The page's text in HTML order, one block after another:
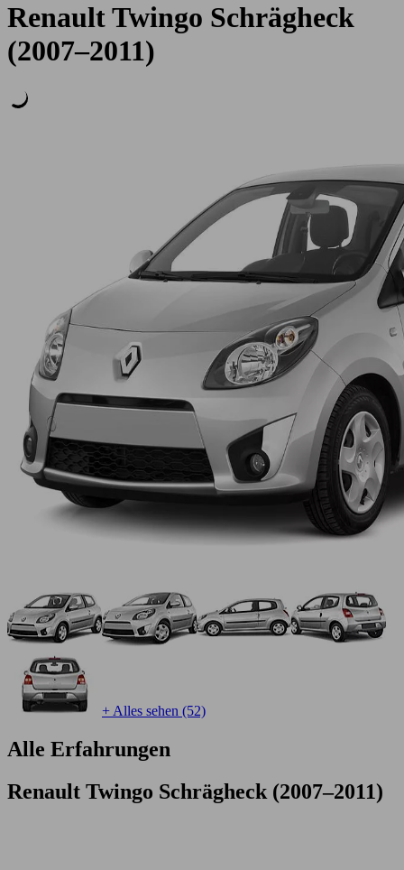
Renault Twingo Schrägheck
(2007–2011)
+ Alles sehen (52)
Alle Erfahrungen
Renault Twingo Schrägheck (2007–2011)